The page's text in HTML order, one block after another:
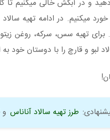
و در آبکش خالی میکنیم
میکنیم. در ادامه تهیه
برای تهیه سس، سرکه، روغن
لبو و قارچ را با دوستان خود
طرز تهیه سالاد آناناس